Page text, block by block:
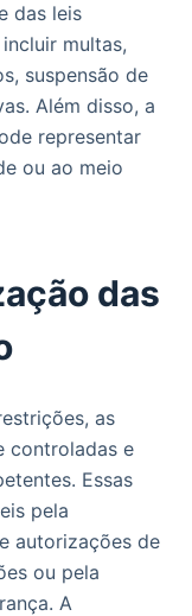
das leis
multas,
suspensão de
Além disso, a
representar
ou ao meio
das
as
controladas e
Essas
pela
autorizações de
ou pela
A